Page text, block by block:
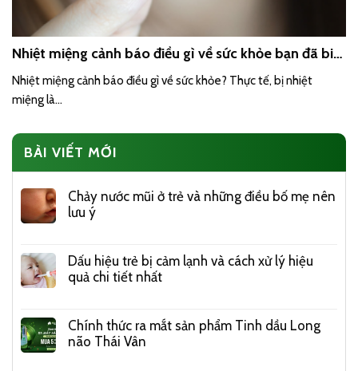
Nhiệt miệng cảnh báo điều gì về sức khỏe bạn đã biết
chưa?
Nhiệt miệng cảnh báo điều gì về sức khỏe? Thực tế, bị nhiệt
miệng là...
BÀI VIẾT MỚI
Chảy nước mũi ở trẻ và những điều bố mẹ nên
lưu ý
Dấu hiệu trẻ bị cảm lạnh và cách xử lý hiệu
quả chi tiết nhất
Chính thức ra mắt sản phẩm Tinh dầu Long
não Thái Vân